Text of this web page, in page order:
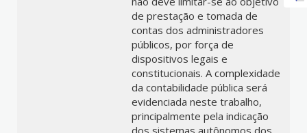
de prestação e tomada de
contas dos administradores
públicos, por força de
dispositivos legais e
constitucionais. A complexidade
da contabilidade pública será
evidenciada neste trabalho,
principalmente pela indicação